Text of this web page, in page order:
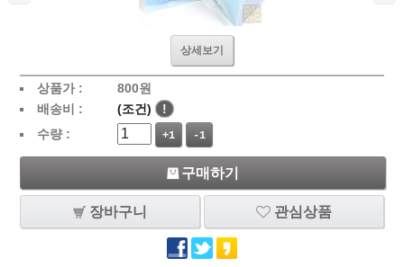
상세보기
상품가 : 800원
배송비 :
(조건)
!
수량 :
+1 -1
구매하기
장바구니 관심상품